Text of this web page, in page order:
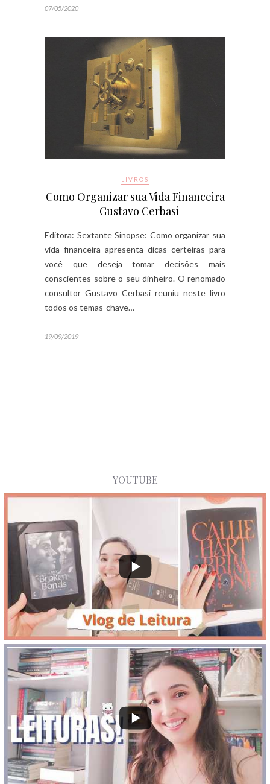
07/05/2020
LIVROS
Como Organizar sua Vida Financeira
– Gustavo Cerbasi
Editora: Sextante Sinopse: Como organizar sua
vida financeira apresenta dicas certeiras para
você que deseja tomar decisões mais
conscientes sobre o seu dinheiro. O renomado
consultor Gustavo Cerbasi reuniu neste livro
todos os temas-chave…
19/09/2019
YOUTUBE